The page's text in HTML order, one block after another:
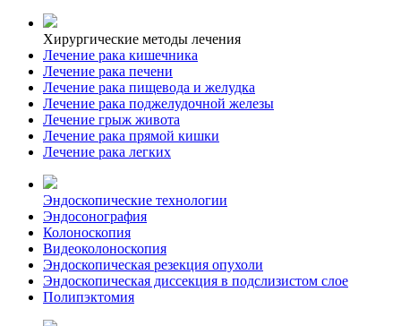
Хирургические методы лечения
Лечение рака кишечника
Лечение рака печени
Лечение рака пищевода и желудка
Лечение рака поджелудочной железы
Лечение грыж живота
Лечение рака прямой кишки
Лечение рака легких
Эндоскопические технологии
Эндосонография
Колоноскопия
Видеоколоноскопия
Эндоскопическая резекция опухоли
Эндоскопическая диссекция в подслизистом слое
Полипэктомия